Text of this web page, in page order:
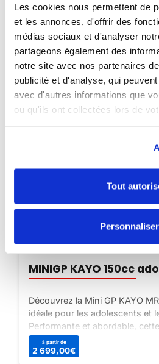
Les cookies nous permettent de
et les annonces, d'offrir des
médias sociaux et d'analyser
partageons également des
notre site avec nos partenaires
publicité et d'analyse, qui
avec d'autres informations que
ou qu'ils ont collectées lors de
Tout
Personnaliser
Disponible
PROMO
-45€
MINIGP KAYO 150cc
Découvrez la Mini GP KAYO
idéale pour les adolescents et
Performante et abordable,
équilibre parfait. Ne manquez
KAYO MR150 en 12 pouces
à partir de
2 699,00€